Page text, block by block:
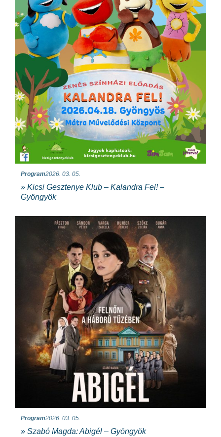
Program2026. 03. 05.
» Kicsi Gesztenye Klub – Kalandra Fel! –
Gyöngyök
Program2026. 03. 05.
» Szabó Magda: Abigél – Gyöngyök